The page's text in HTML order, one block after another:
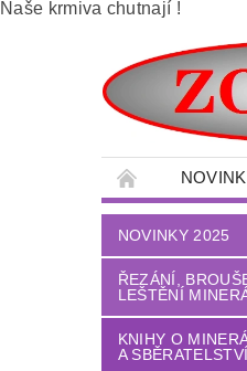
Naše krmiva chutnají !
SBÍRÁNÍ
DÍLNA -
LITÉ PODLAHY
NOVINKY 2025
ŘEZÁNÍ,
LEŠTĚNÍ
KNIHY O
A SBĚRATELSTVÍ